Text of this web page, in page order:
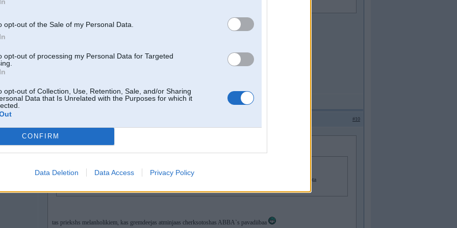
opt-out of the Sale of my Personal Data.
opt-out of processing my Personal Data for Targeted
opt-out of Collection, Use, Retention, Sale, and/or Sharing
Data that Is Unrelated with the Purposes for which it
CONFIRM
Data Deletion Data Access Privacy Policy
#10
2006-05-22 17:30, JanisPuu rakstīja:
Toyota
tas priekshs melanholikiem, kas gremdeejas atminjaas cherksotoshas ABBA`s pavadiibaa